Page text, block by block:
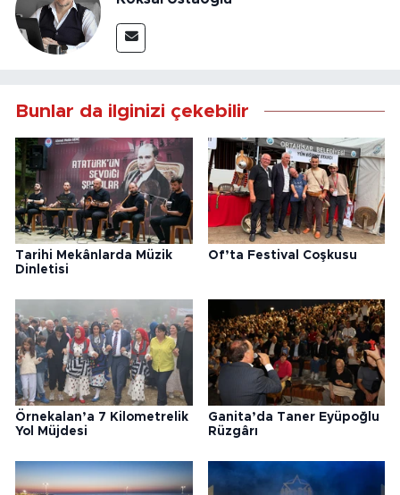
Bunlar da ilginizi çekebilir
Tarihi Mekânlarda Müzik
Dinletisi
Of’ta Festival Coşkusu
Örnekalan’a 7 Kilometrelik
Yol Müjdesi
Ganita’da Taner Eyüpoğlu
Rüzgârı